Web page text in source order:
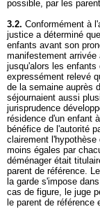
possible, par les
3.2. Conformément à
justice a déterminé
enfants avant son
manifestement
jusqu'alors les enfants
expressément relevé
de la semaine auprès
séjournaient aussi
jurisprudence
résidence d'un enfant
bénéfice de l'autorité
clairement
moins égales par
déménager était
parent de référence.
la garde s'impose
cas de figure, le juge
le parent de référence